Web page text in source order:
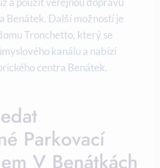
Benátek. Další možností je
Tronchetto, který se
kanálu a nabízí
centra Benátek.
Parkovací
V Benátkách